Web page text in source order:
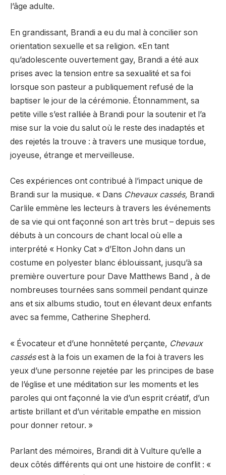
l’âge adulte.
En grandissant, Brandi a eu du mal à concilier son
orientation sexuelle et sa religion. «En tant
qu’adolescente ouvertement gay, Brandi a été aux
prises avec la tension entre sa sexualité et sa foi
lorsque son pasteur a publiquement refusé de la
baptiser le jour de la cérémonie. Étonnamment, sa
petite ville s’est ralliée à Brandi pour la soutenir et l’a
mise sur la voie du salut où le reste des inadaptés et
des rejetés la trouve : à travers une musique tordue,
joyeuse, étrange et merveilleuse.
Ces expériences ont contribué à l’impact unique de
Brandi sur la musique. « Dans Chevaux cassés, Brandi
Carlile emmène les lecteurs à travers les événements
de sa vie qui ont façonné son art très brut – depuis ses
débuts à un concours de chant local où elle a
interprété « Honky Cat » d’Elton John dans un
costume en polyester blanc éblouissant, jusqu’à sa
première ouverture pour Dave Matthews Band , à de
nombreuses tournées sans sommeil pendant quinze
ans et six albums studio, tout en élevant deux enfants
avec sa femme, Catherine Shepherd.
« Évocateur et d’une honnêteté perçante, Chevaux
cassésest à la fois un examen de la foi à travers les
yeux d’une personne rejetée par les principes de base
de l’église et une méditation sur les moments et les
paroles qui ont façonné la vie d’un esprit créatif, d’un
artiste brillant et d’un véritable empathe en mission
pour donner retour. »
Parlant des mémoires, Brandi dit à Vulture qu’elle a
deux côtés différents qui ont une histoire de conflit : «